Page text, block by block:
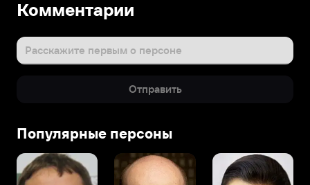
Комментарии
Расскажите первым о персоне
Отправить
Популярные персоны